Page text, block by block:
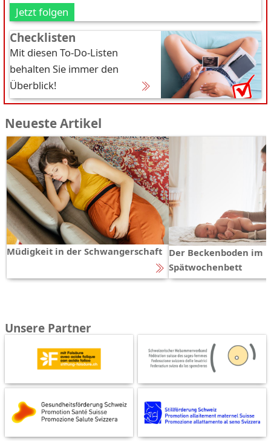
Jetzt folgen
Checklisten
Mit diesen To-Do-Listen
behalten Sie immer den
Überblick!
Neueste Artikel
Müdigkeit in der Schwangerschaft
Der Beckenboden im
Spätwochenbett
Unsere Partner